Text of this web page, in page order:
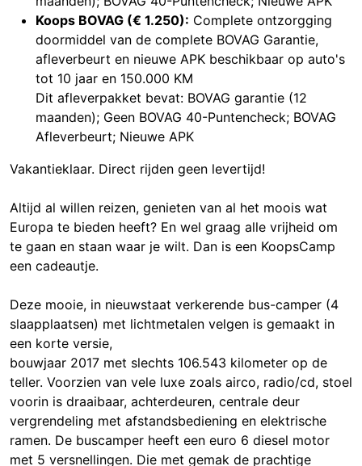
Koops BOVAG (€ 1.250): Complete ontzorgging
doormiddel van de complete BOVAG Garantie,
afleverbeurt en nieuwe APK beschikbaar op auto's
tot 10 jaar en 150.000 KM
Dit afleverpakket bevat: BOVAG garantie (12
maanden); Geen BOVAG 40-Puntencheck; BOVAG
Afleverbeurt; Nieuwe APK
Vakantieklaar. Direct rijden geen levertijd!
Altijd al willen reizen, genieten van al het moois wat
Europa te bieden heeft? En wel graag alle vrijheid om
te gaan en staan waar je wilt. Dan is een KoopsCamp
een cadeautje.
Deze mooie, in nieuwstaat verkerende bus-camper (4
slaapplaatsen) met lichtmetalen velgen is gemaakt in
een korte versie,
bouwjaar 2017 met slechts 106.543 kilometer op de
teller. Voorzien van vele luxe zoals airco, radio/cd, stoel
voorin is draaibaar, achterdeuren, centrale deur
vergrendeling met afstandsbediening en elektrische
ramen. De buscamper heeft een euro 6 diesel motor
met 5 versnellingen. Die met gemak de prachtige